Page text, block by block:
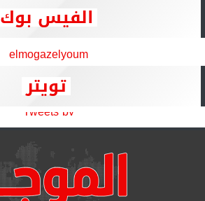
الفيس بوك
elmogazelyoum
تويتر
Tweets by